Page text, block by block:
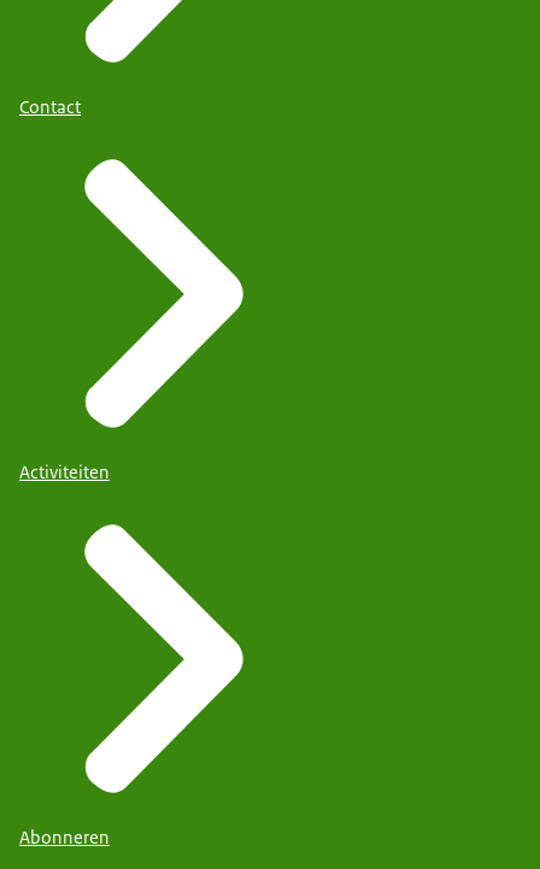
Contact
Activiteiten
Abonneren